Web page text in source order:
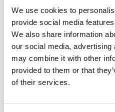
We use cookies to
provide social media
We also share information
our social media,
may combine it with other
provided to them or that
of their services.
Seit März 2023 bieten wir